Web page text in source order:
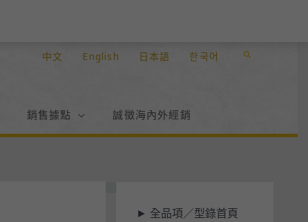
中文 English 日本語 한국어
搜
銷售據點 誠徵海內外經銷
► 全品項／型錄首頁